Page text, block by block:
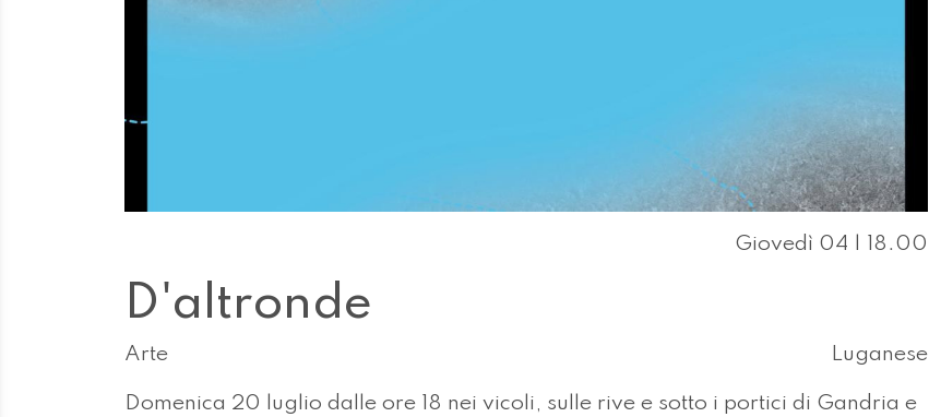
Giovedì 04 | 18.00
D'altronde
Arte Luganese
Domenica 20 luglio dalle ore 18 nei vicoli, sulle rive e sotto i portici di Gandria e